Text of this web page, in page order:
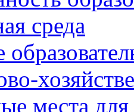
среда
места